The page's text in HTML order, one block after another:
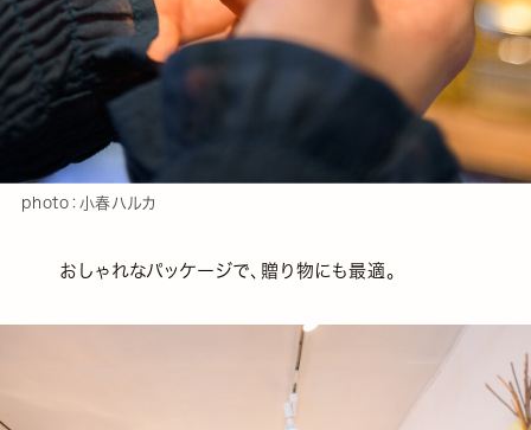
photo：小春ハルカ
おしゃれなパッケージで、贈り物にも最適。